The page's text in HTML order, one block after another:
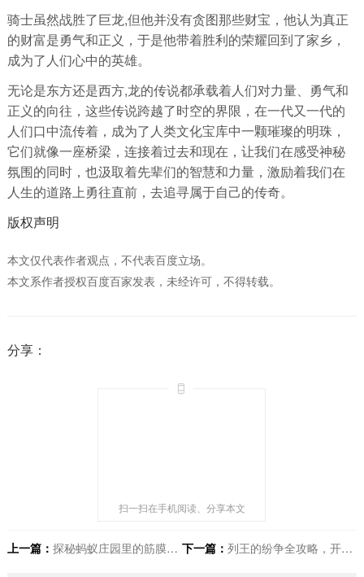
骑士虽然战胜了巨龙,但他并没有贪图那些财宝，他认为真正
的财富是勇气和正义，于是他带着胜利的荣耀回到了家乡，
成为了人们心中的英雄。
无论是东方还是西方,龙的传说都承载着人们对力量、勇气和
正义的向往，这些传说跨越了时空的界限，在一代又一代的
人们口中流传着，成为了人类文化宝库中一颗璀璨的明珠，
它们就像一座桥梁，连接着过去和现在，让我们在感受神秘
氛围的同时，也汲取着先辈们的智慧和力量，激励着我们在
人生的道路上勇往直前，去追寻属于自己的传奇。
版权声明
本文仅代表作者观点，不代表百度立场。
本文系作者授权百度百家发表，未经许可，不得转载。
分享：
扫一扫在手机阅读、分享本文
上一篇： 探秘蚂蚁庄园里的筋膜枪健康小知识 下一篇： 列王的纷争全攻略，开启王者称霸之路